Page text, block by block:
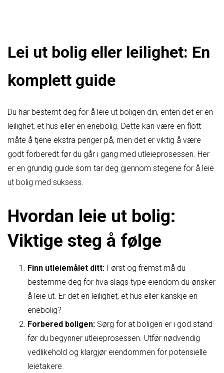
Lei ut bolig eller leilighet: En
komplett guide
Du har bestemt deg for å leie ut boligen din, enten det er en
leilighet, et hus eller en enebolig. Dette kan være en flott
måte å tjene ekstra penger på, men det er viktig å være
godt forberedt før du går i gang med utleieprosessen. Her
er en grundig guide som tar deg gjennom stegene for å leie
ut bolig med suksess.
Hvordan leie ut bolig:
Viktige steg å følge
Finn utleiemålet ditt: Først og fremst må du
bestemme deg for hva slags type eiendom du ønsker
å leie ut. Er det en leilighet, et hus eller kanskje en
enebolig?
Forbered boligen: Sørg for at boligen er i god stand
før du begynner utleieprosessen. Utfør nødvendig
vedlikehold og klargjør eiendommen for potensielle
leietakere.